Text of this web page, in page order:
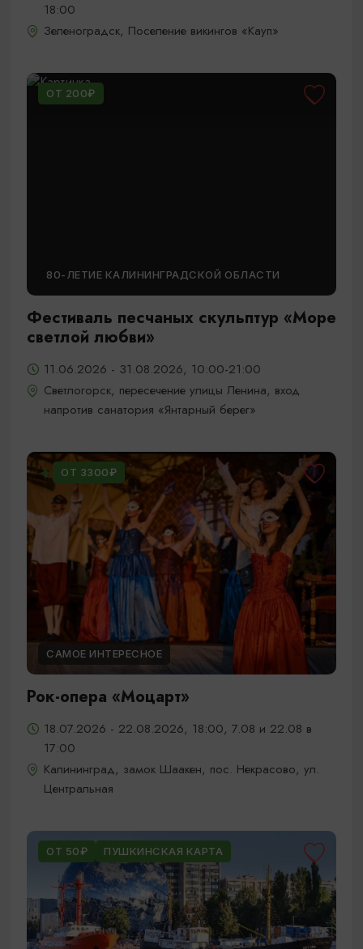
18:00
Зеленоградск, Поселение викингов «Кауп»
ОТ 200₽
80-ЛЕТИЕ КАЛИНИНГРАДСКОЙ ОБЛАСТИ
Фестиваль песчаных скульптур «Море
светлой любви»
11.06.2026 - 31.08.2026, 10:00-21:00
Светлогорск, пересечение улицы Ленина, вход
напротив санатория «Янтарный берег»
ОТ 3300₽
САМОЕ ИНТЕРЕСНОЕ
Рок-опера «Моцарт»
18.07.2026 - 22.08.2026, 18:00, 7.08 и 22.08 в
17:00
Калининград, замок Шаакен, пос. Некрасово, ул.
Центральная
ОТ 50₽ ПУШКИНСКАЯ КАРТА